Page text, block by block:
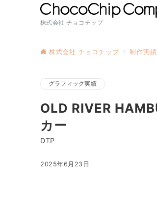
株式会社 チョコチップ
株式会社 チョコチップ 制作実績
グラフィック実績
OLD RIVER
カー
DTP
2025年6月23日